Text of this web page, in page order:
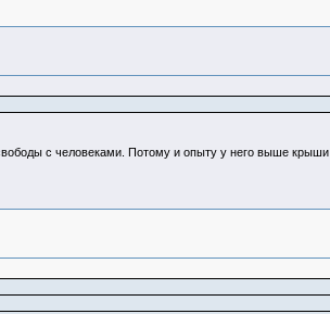
с человеками. Потому и опыту у него выше крыши